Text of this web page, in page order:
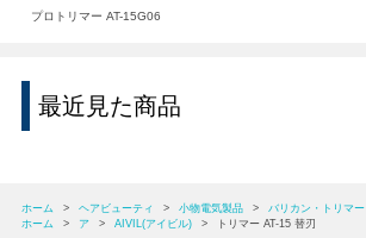
プロトリマー AT-15G06
最近見た商品
ホーム > ヘアビューティ > 小物電気製品 > バリカン・トリマー
ホーム
> ア > AIVIL(アイビル) > トリマー AT-15 替刃